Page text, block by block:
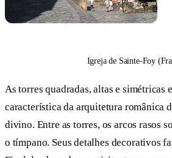
Igreja de Sainte-Foy
As torres quadradas, altas e simétricas
característica da arquitetura românica
divino. Entre as torres, os arcos rasos
o tímpano. Seus detalhes decorativos